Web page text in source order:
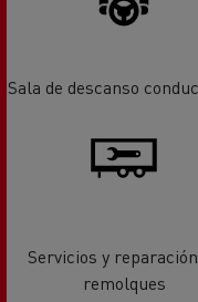
Sala de descanso
Servicios y
remolques